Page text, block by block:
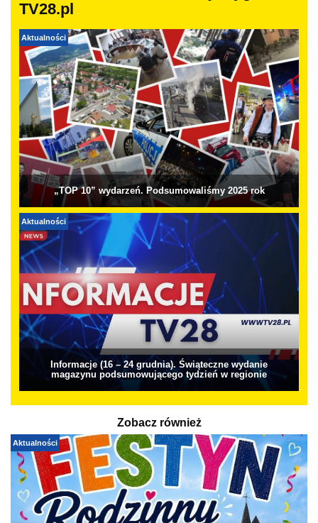
TV28.pl
Aktualności
„TOP 10” wydarzeń. Podsumowaliśmy 2025 rok
Aktualności
Informacje (16 – 24 grudnia). Świąteczne wydanie
magazynu podsumowującego tydzień w regionie
Zobacz również
Aktualności